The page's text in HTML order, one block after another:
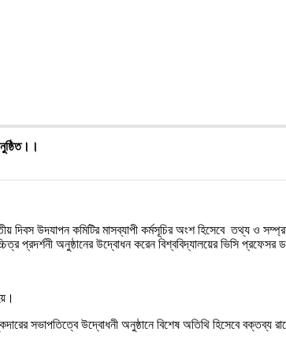
দিবস উদযাপন কমিটির মাসব্যাপী কর্মসূচির অংশ হিসেবে তথ্য ও
প্রদর্শনী অনুষ্ঠানের উদ্বোধন করেন বিশ্ববিদ্যালয়ের ভিসি প্রফেসর ড
সভাপতিত্বে উদ্বোধনী অনুষ্ঠানে বিশেষ অতিথি হিসেবে বক্তব্য